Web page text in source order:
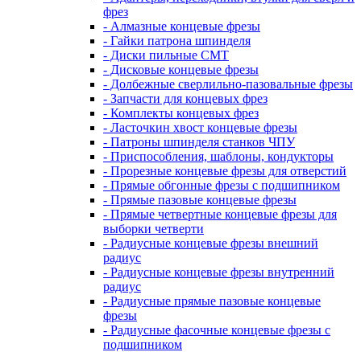
фрез
- Алмазные концевые фрезы
- Гайки патрона шпинделя
- Диски пильные CMT
- Дисковые концевые фрезы
- Долбежные сверлильно-пазовальные фрезы
- Запчасти для концевых фрез
- Комплекты концевых фрез
- Ласточкин хвост концевые фрезы
- Патроны шпинделя станков ЧПУ
- Приспособления, шаблоны, кондукторы
- Прорезные концевые фрезы для отверстий
- Прямые обгонные фрезы с подшипником
- Прямые пазовые концевые фрезы
- Прямые четвертные концевые фрезы для
выборки четверти
- Радиусные концевые фрезы внешний
радиус
- Радиусные концевые фрезы внутренний
радиус
- Радиусные прямые пазовые концевые
фрезы
- Радиусные фасочные концевые фрезы с
подшипником